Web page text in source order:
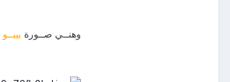
وهنــي صــورة بيبــو